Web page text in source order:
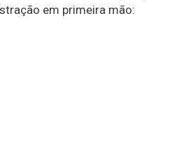
em primeira mão: